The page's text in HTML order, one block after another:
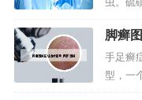
药皂。
能杀虫
皂洗衣
性比较
再次引
脚癣
手足癣
型，一
一个是